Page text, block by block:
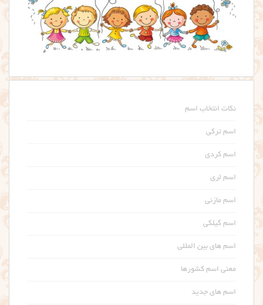
نکات انتخاب اسم
اسم ترکی
اسم کردی
اسم لری
اسم مازنی
اسم گیلکی
اسم های بین المللی
معنی اسم کشورها
اسم های جدید